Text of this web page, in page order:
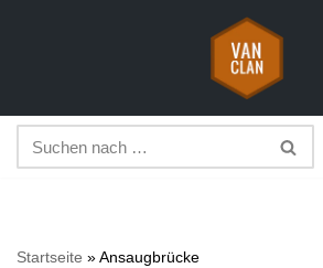
springen
Startseite »Ansaugbrücke